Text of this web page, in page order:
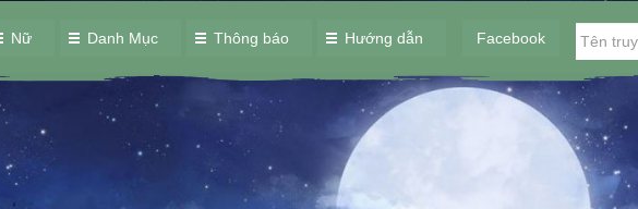
Nữ Danh Mục Thông báo Hướng dẫn Facebook